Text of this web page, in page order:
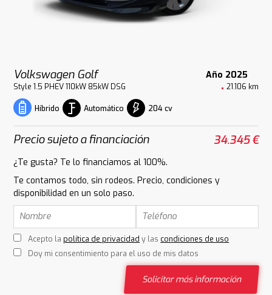
Volkswagen Golf Año 2025
Style 1.5 PHEV 110kW 85kW DSG 21.106 km
Híbrido Automático 204 cv
Precio sujeto a financiación 34.345 €
¿Te gusta? Te lo financiamos al 100%.
Te contamos todo, sin rodeos. Precio, condiciones y
disponibilidad en un solo paso.
Acepto la política de privacidad y las condiciones de uso
Doy mi consentimiento para el uso de mis datos
Solicitar más información